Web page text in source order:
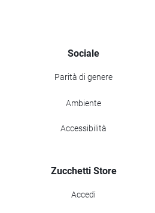
Sociale
Parità di genere
Ambiente
Accessibilità
Zucchetti Store
Accedi